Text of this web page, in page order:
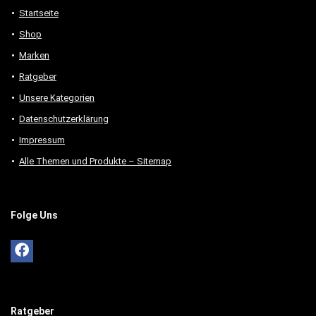
Startseite
Shop
Marken
Ratgeber
Unsere Kategorien
Datenschutzerklärung
Impressum
Alle Themen und Produkte – Sitemap
Folge Uns
Ratgeber